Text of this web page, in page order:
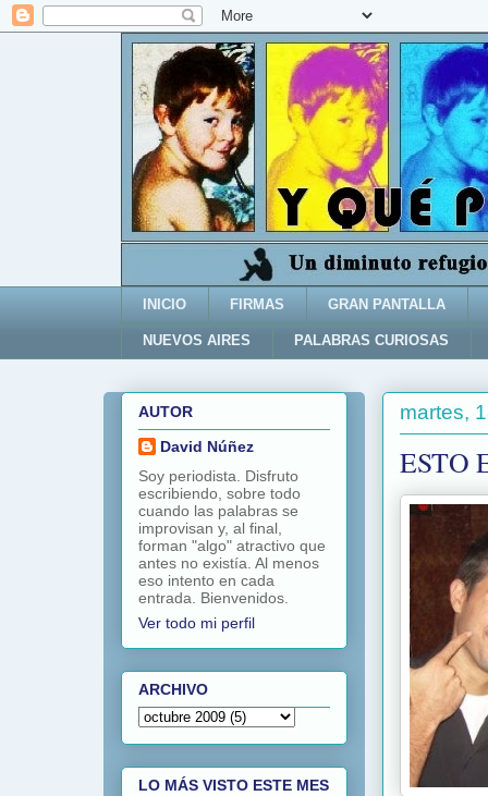
INICIO FIRMAS GRAN PANTALLA
NUEVOS AIRES PALABRAS CURIOSAS
martes,
ESTO
AUTOR
David Núñez
Soy periodista. Disfruto
escribiendo, sobre todo
cuando las palabras se
improvisan y, al final,
forman "algo" atractivo que
antes no existía. Al menos
eso intento en cada
entrada. Bienvenidos.
Ver todo mi perfil
ARCHIVO
LO MÁS VISTO ESTE MES